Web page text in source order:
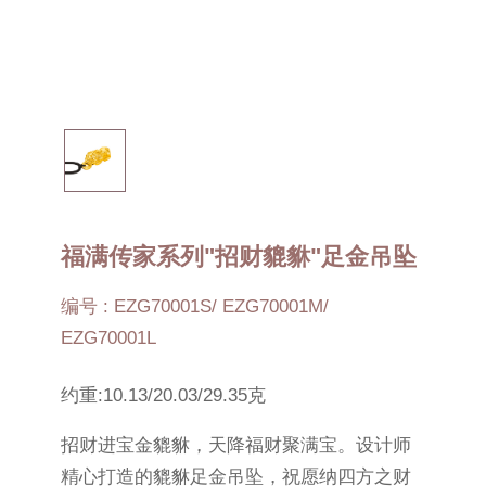
福满传家系列"招财貔貅"足金吊坠
编号 : EZG70001S/ EZG70001M/
EZG70001L
约重:10.13/20.03/29.35克
招财进宝金貔貅，天降福财聚满宝。设计师
精心打造的貔貅足金吊坠，祝愿纳四方之财